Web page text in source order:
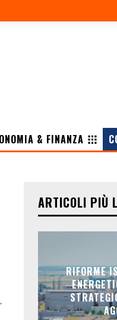
& FINANZA
ARTICOLI PIÙ
RIFORME